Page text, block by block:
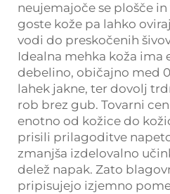
neujemajoče se plošče in
goste kože pa lahko
vodi do preskočenih
Idealna mehka koža ima
debelino, običajno med
lahek jakne, ter dovolj
rob brez gub. Tovarni
enotno od kožice do
prisili prilagoditve
zmanjša izdelovalno
delež napak. Zato
pripisujejo izjemno